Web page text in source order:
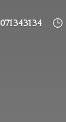
071 34 31 34